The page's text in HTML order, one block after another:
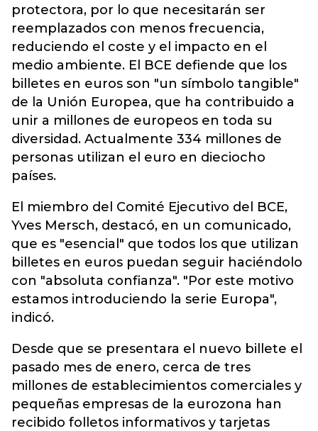
protectora, por lo que necesitarán ser
reemplazados con menos frecuencia,
reduciendo el coste y el impacto en el
medio ambiente. El BCE defiende que los
billetes en euros son "un símbolo tangible"
de la Unión Europea, que ha contribuido a
unir a millones de europeos en toda su
diversidad. Actualmente 334 millones de
personas utilizan el euro en dieciocho
países.
El miembro del Comité Ejecutivo del BCE,
Yves Mersch, destacó, en un comunicado,
que es "esencial" que todos los que utilizan
billetes en euros puedan seguir haciéndolo
con "absoluta confianza". "Por este motivo
estamos introduciendo la serie Europa",
indicó.
Desde que se presentara el nuevo billete el
pasado mes de enero, cerca de tres
millones de establecimientos comerciales y
pequeñas empresas de la eurozona han
recibido folletos informativos y tarjetas